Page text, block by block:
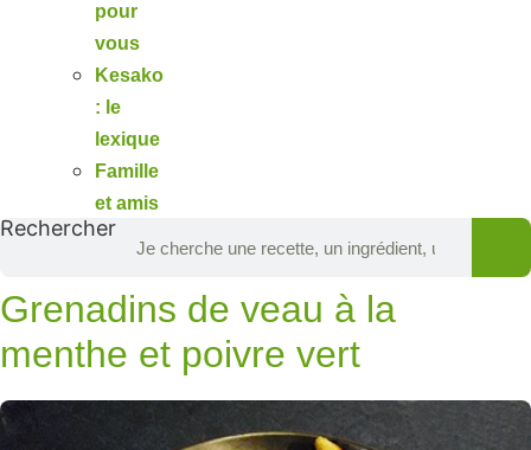
pour
vous
Kesako
: le
lexique
Famille
et amis
Rechercher
Grenadins de veau à la
menthe et poivre vert